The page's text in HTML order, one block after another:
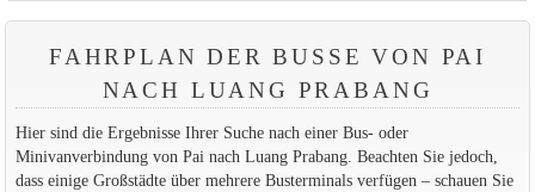
FAHRPLAN DER BUSSE VON PAI
NACH LUANG PRABANG
Hier sind die Ergebnisse Ihrer Suche nach einer Bus- oder
Minivanverbindung von Pai nach Luang Prabang. Beachten Sie jedoch,
dass einige Großstädte über mehrere Busterminals verfügen – schauen Sie